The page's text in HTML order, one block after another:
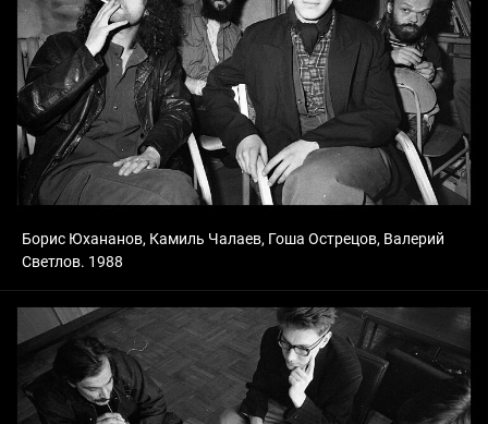
Борис Юхананов, Камиль Чалаев, Гоша Острецов, Валерий
Светлов. 1988